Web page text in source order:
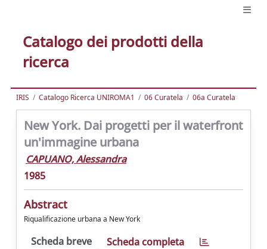
Catalogo dei prodotti della
ricerca
IRIS Catalogo Ricerca UNIROMA1 06 Curatela 06a Curatela
New York. Dai progetti per il waterfront
un'immagine urbana
CAPUANO, Alessandra
1985
Abstract
Riqualificazione urbana a New York
Scheda breve Scheda completa